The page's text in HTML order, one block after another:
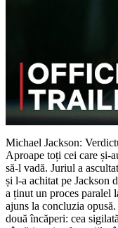
Michael Jackson:
Aproape toți cei care și-
să-l vadă. Juriul a
și l-a achitat pe Jackson
a ținut un proces paralel
ajuns la concluzia
două încăperi: cea